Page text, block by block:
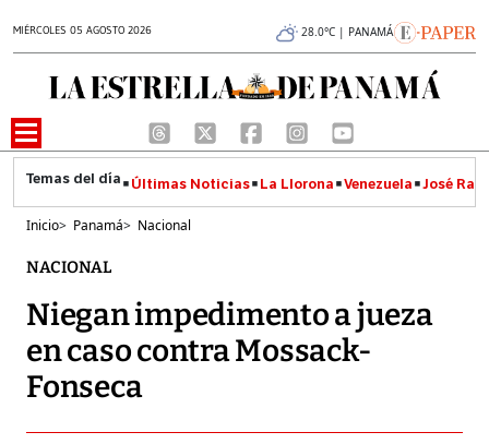
MIÉRCOLES 05 AGOSTO 2026 28.0°C | PANAMÁ
Últimas Noticias La Llorona Venezuela José
Inicio> Panamá> Nacional
NACIONAL
Niegan impedimento a jueza
en caso contra Mossack-
Fonseca